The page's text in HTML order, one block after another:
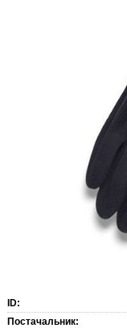
ID:
Постачальник: